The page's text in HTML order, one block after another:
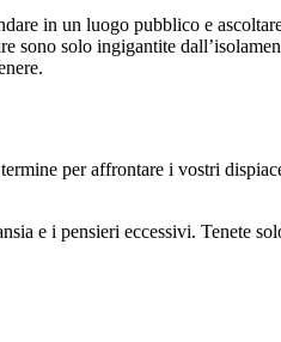
in un luogo pubblico e
solo ingigantite
per affrontare i vostri
e i pensieri eccessivi. Tenete